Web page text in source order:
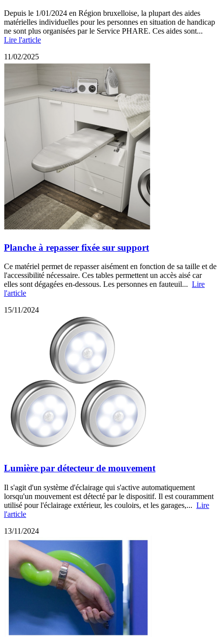
Depuis le 1/01/2024 en Région bruxelloise, la plupart des aides
matérielles individuelles pour les personnes en situation de handicap
ne sont plus organisées par le Service PHARE. Ces aides sont...
Lire l'article
11/02/2025
Planche à repasser fixée sur support
Ce matériel permet de repasser aisément en fonction de sa taille et de
l'accessibilité nécessaire. Ces tables permettent un accès aisé car
elles sont dégagées en-dessous. Les personnes en fauteuil... Lire
l'article
15/11/2024
Lumière par détecteur de mouvement
Il s'agit d'un système d'éclairage qui s'active automatiquement
lorsqu'un mouvement est détecté par le dispositif. Il est couramment
utilisé pour l'éclairage extérieur, les couloirs, et les garages,... Lire
l'article
13/11/2024